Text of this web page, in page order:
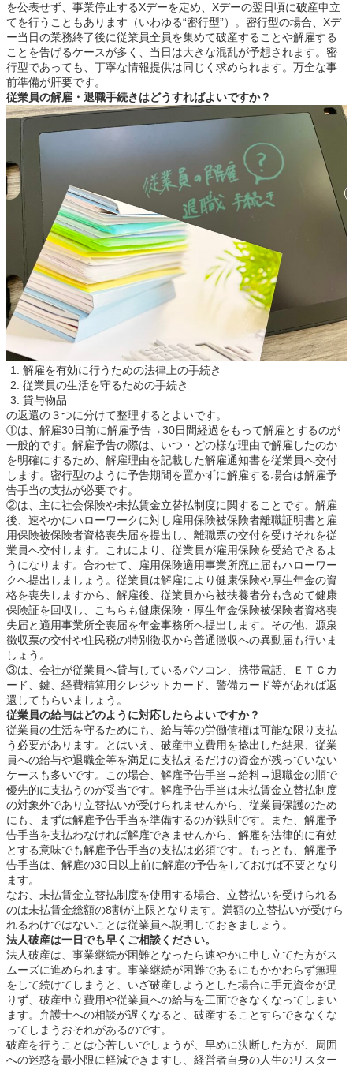
を公表せず、事業停止するXデーを定め、Xデーの翌日頃に破産申立
てを行うこともあります（いわゆる“密行型”）。密行型の場合、Xデ
ー当日の業務終了後に従業員全員を集めて破産することや解雇する
ことを告げるケースが多く、当日は大きな混乱が予想されます。密
行型であっても、丁寧な情報提供は同じく求められます。万全な事
前準備が肝要です。
従業員の解雇・退職手続きはどうすればよいですか？
解雇を有効に行うための法律上の手続き
従業員の生活を守るための手続き
貸与物品
の返還の３つに分けて整理するとよいです。
①は、解雇30日前に解雇予告→30日間経過をもって解雇とするのが
一般的です。解雇予告の際は、いつ・どの様な理由で解雇したのか
を明確にするため、解雇理由を記載した解雇通知書を従業員へ交付
します。密行型のように予告期間を置かずに解雇する場合は解雇予
告手当の支払が必要です。
②は、主に社会保険や未払賃金立替払制度に関することです。解雇
後、速やかにハローワークに対し雇用保険被保険者離職証明書と雇
用保険被保険者資格喪失届を提出し、離職票の交付を受けそれを従
業員へ交付します。これにより、従業員が雇用保険を受給できるよ
うになります。合わせて、雇用保険適用事業所廃止届もハローワー
クへ提出しましょう。従業員は解雇により健康保険や厚生年金の資
格を喪失しますから、解雇後、従業員から被扶養者分も含めて健康
保険証を回収し、こちらも健康保険・厚生年金保険被保険者資格喪
失届と適用事業所全喪届を年金事務所へ提出します。その他、源泉
徴収票の交付や住民税の特別徴収から普通徴収への異動届も行いま
しょう。
③は、会社が従業員へ貸与しているパソコン、携帯電話、ＥＴＣカ
ード、鍵、経費精算用クレジットカード、警備カード等があれば返
還してもらいましょう。
従業員の給与はどのように対応したらよいですか？
従業員の生活を守るためにも、給与等の労働債権は可能な限り支払
う必要があります。とはいえ、破産申立費用を捻出した結果、従業
員への給与や退職金等を満足に支払えるだけの資金が残っていない
ケースも多いです。この場合、解雇予告手当→給料→退職金の順で
優先的に支払うのが妥当です。解雇予告手当は未払賃金立替払制度
の対象外であり立替払いが受けられませんから、従業員保護のため
にも、まずは解雇予告手当を準備するのが鉄則です。また、解雇予
告手当を支払わなければ解雇できませんから、解雇を法律的に有効
とする意味でも解雇予告手当の支払は必須です。もっとも、解雇予
告手当は、解雇の30日以上前に解雇の予告をしておけば不要となり
ます。
なお、未払賃金立替払制度を使用する場合、立替払いを受けられる
のは未払賃金総額の8割が上限となります。満額の立替払いが受けら
れるわけではないことは従業員へ説明しておきましょう。
法人破産は一日でも早くご相談ください。
法人破産は、事業継続が困難となったら速やかに申し立てた方がス
ムーズに進められます。事業継続が困難であるにもかかわらず無理
をして続けてしまうと、いざ破産しようとした場合に手元資金が足
りず、破産申立費用や従業員への給与を工面できなくなってしまい
ます。弁護士への相談が遅くなると、破産することすらできなくな
ってしまうおそれがあるのです。
破産を行うことは心苦しいでしょうが、早めに決断した方が、周囲
への迷惑を最小限に軽減できますし、経営者自身の人生のリスター